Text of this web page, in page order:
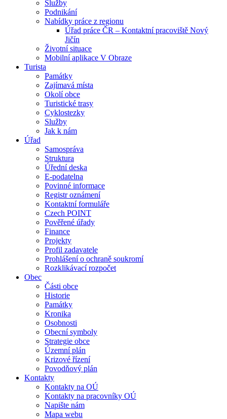
Služby
Podnikání
Nabídky práce z regionu
Úřad práce ČR – Kontaktní pracoviště Nový
Jičín
Životní situace
Mobilní aplikace V Obraze
Turista
Památky
Zajímavá místa
Okolí obce
Turistické trasy
Cyklostezky
Služby
Jak k nám
Úřad
Samospráva
Struktura
Úřední deska
E-podatelna
Povinné informace
Registr oznámení
Kontaktní formuláře
Czech POINT
Pověřené úřady
Finance
Projekty
Profil zadavatele
Prohlášení o ochraně soukromí
Rozklikávací rozpočet
Obec
Části obce
Historie
Památky
Kronika
Osobnosti
Obecní symboly
Strategie obce
Územní plán
Krizové řízení
Povodňový plán
Kontakty
Kontakty na OÚ
Kontakty na pracovníky OÚ
Napište nám
Mapa webu